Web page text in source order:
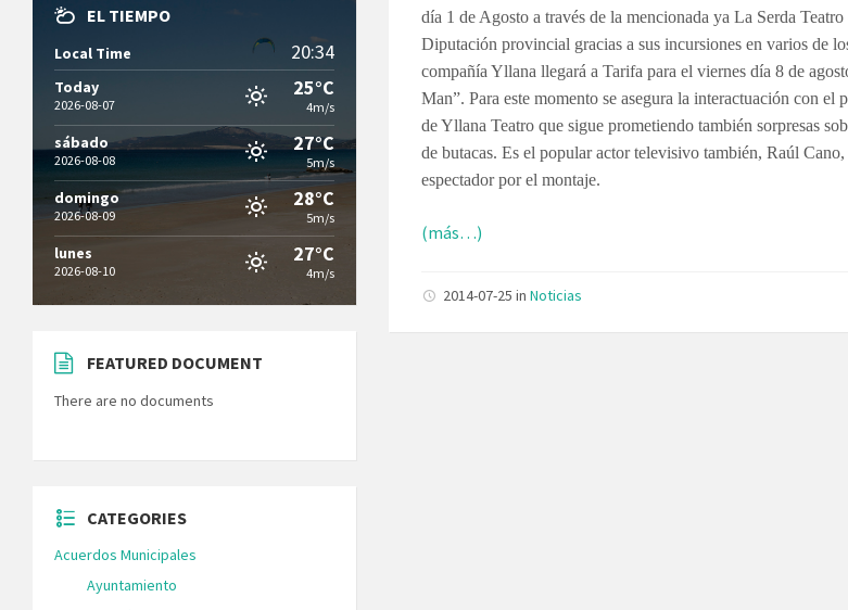
día 1 de Agosto a través de la mencionada ya La Serda
Diputación provincial gracias a sus incursiones en varios de
compañía Yllana llegará a Tarifa para el viernes día 8 de
Man”. Para este momento se asegura la interactuación con el
de Yllana Teatro que sigue prometiendo también sorpresas
de butacas. Es el popular actor televisivo también, Raúl
espectador por el montaje.
(más…)
2014-07-25inNoticias
EL TIEMPO
Local Time 20:34
Today
2026-08-07
25°C
4m/s
sábado
2026-08-08
27°C
5m/s
domingo
2026-08-09
28°C
5m/s
lunes
2026-08-10
27°C
4m/s
FEATURED DOCUMENT
There are no documents
CATEGORIES
Acuerdos Municipales
Ayuntamiento